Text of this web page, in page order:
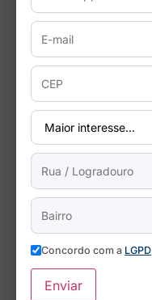
Concordo com a LGPD
Enviar